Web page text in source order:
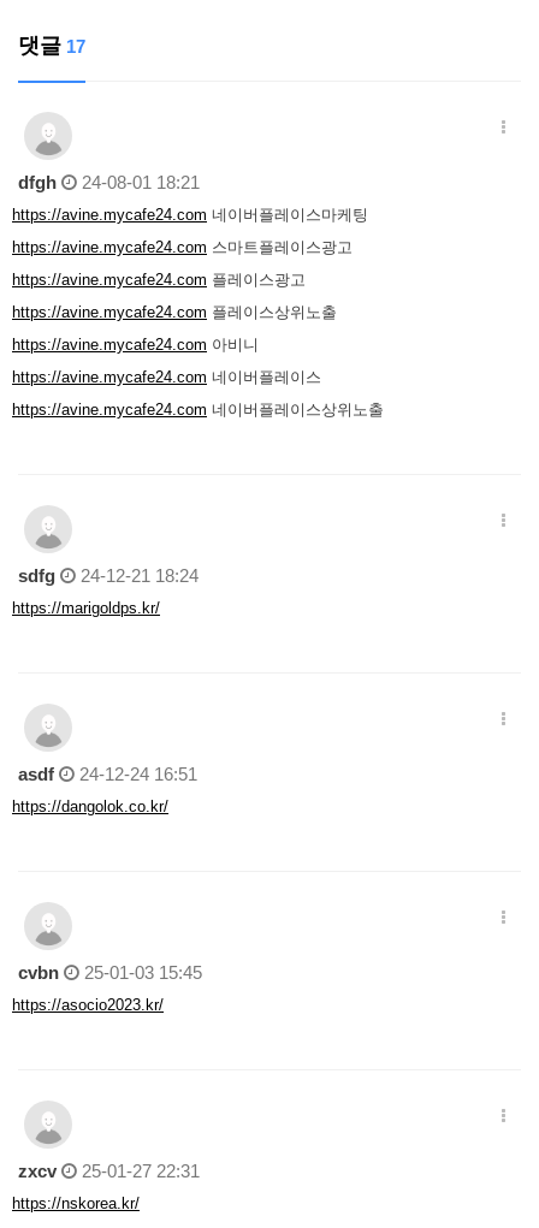
댓글 17
dfgh 24-08-01 18:21
https://avine.mycafe24.com 네이버플레이스마케팅
https://avine.mycafe24.com 스마트플레이스광고
https://avine.mycafe24.com 플레이스광고
https://avine.mycafe24.com 플레이스상위노출
https://avine.mycafe24.com 아비니
https://avine.mycafe24.com 네이버플레이스
https://avine.mycafe24.com 네이버플레이스상위노출
sdfg 24-12-21 18:24
https://marigoldps.kr/
asdf 24-12-24 16:51
https://dangolok.co.kr/
cvbn 25-01-03 15:45
https://asocio2023.kr/
zxcv 25-01-27 22:31
https://nskorea.kr/